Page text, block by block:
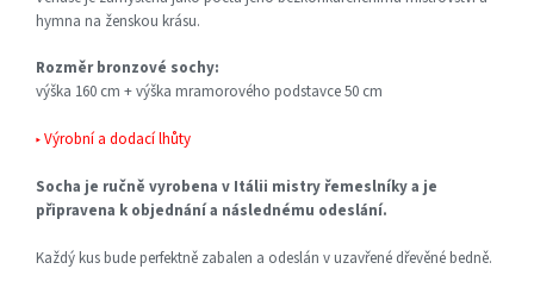
hymna na ženskou krásu.
Rozměr bronzové sochy:
výška 160 cm + výška mramorového podstavce 50 cm
▸ Výrobní a dodací lhůty
Socha je ručně vyrobena v Itálii mistry řemeslníky a je
připravena k objednání a následnému odeslání.
Každý kus bude perfektně zabalen a odeslán v uzavřené dřevěné bedně.